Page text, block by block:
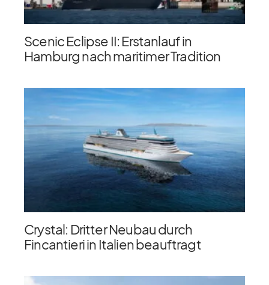
Scenic Eclipse II: Erstanlauf in
Hamburg nach maritimer Tradition
Crystal: Dritter Neubau durch
Fincantieri in Italien beauftragt